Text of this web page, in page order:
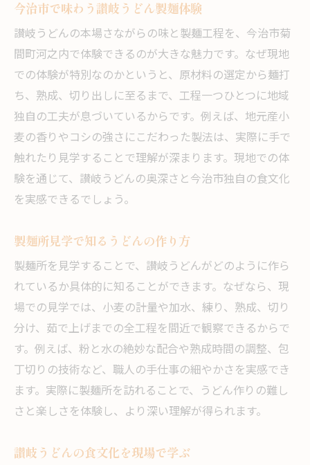
今治市で味わう讃岐うどん製麺体験
讃岐うどんの本場さながらの味と製麺工程を、今治市菊
間町河之内で体験できるのが大きな魅力です。なぜ現地
での体験が特別なのかというと、原材料の選定から麺打
ち、熟成、切り出しに至るまで、工程一つひとつに地域
独自の工夫が息づいているからです。例えば、地元産小
麦の香りやコシの強さにこだわった製法は、実際に手で
触れたり見学することで理解が深まります。現地での体
験を通じて、讃岐うどんの奥深さと今治市独自の食文化
を実感できるでしょう。
製麺所見学で知るうどんの作り方
製麺所を見学することで、讃岐うどんがどのように作ら
れているか具体的に知ることができます。なぜなら、現
場での見学では、小麦の計量や加水、練り、熟成、切り
分け、茹で上げまでの全工程を間近で観察できるからで
す。例えば、粉と水の絶妙な配合や熟成時間の調整、包
丁切りの技術など、職人の手仕事の細やかさを実感でき
ます。実際に製麺所を訪れることで、うどん作りの難し
さと楽しさを体験し、より深い理解が得られます。
讃岐うどんの食文化を現場で学ぶ